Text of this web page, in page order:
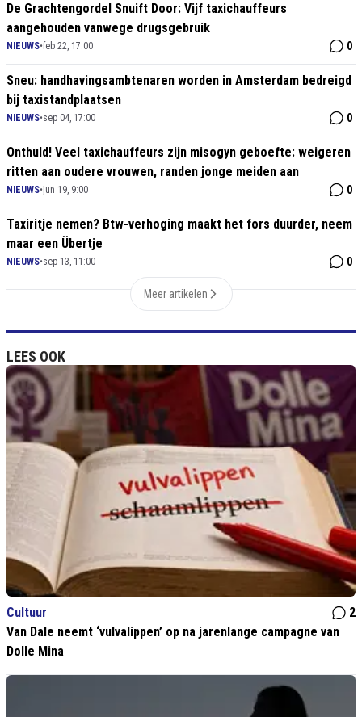
De Grachtengordel Snuift Door: Vijf taxichauffeurs
aangehouden vanwege drugsgebruik
NIEUWS•feb 22, 17:00 0
Sneu: handhavingsambtenaren worden in Amsterdam bedreigd
bij taxistandplaatsen
NIEUWS•sep 04, 17:00 0
Onthuld! Veel taxichauffeurs zijn misogyn geboefte: weigeren
ritten aan oudere vrouwen, randen jonge meiden aan
NIEUWS•jun 19, 9:00 0
Taxiritje nemen? Btw-verhoging maakt het fors duurder, neem
maar een Übertje
NIEUWS•sep 13, 11:00 0
Meer artikelen
LEES OOK
Cultuur
2
Van Dale neemt ‘vulvalippen’ op na jarenlange campagne van
Dolle Mina